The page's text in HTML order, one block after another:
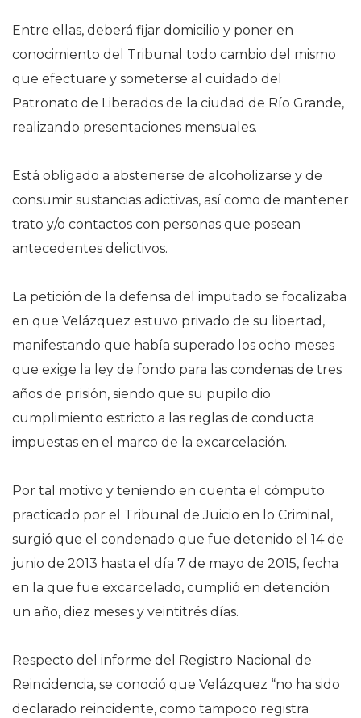
Entre ellas, deberá fijar domicilio y poner en
conocimiento del Tribunal todo cambio del mismo
que efectuare y someterse al cuidado del
Patronato de Liberados de la ciudad de Río Grande,
realizando presentaciones mensuales.
Está obligado a abstenerse de alcoholizarse y de
consumir sustancias adictivas, así como de mantener
trato y/o contactos con personas que posean
antecedentes delictivos.
La petición de la defensa del imputado se focalizaba
en que Velázquez estuvo privado de su libertad,
manifestando que había superado los ocho meses
que exige la ley de fondo para las condenas de tres
años de prisión, siendo que su pupilo dio
cumplimiento estricto a las reglas de conducta
impuestas en el marco de la excarcelación.
Por tal motivo y teniendo en cuenta el cómputo
practicado por el Tribunal de Juicio en lo Criminal,
surgió que el condenado que fue detenido el 14 de
junio de 2013 hasta el día 7 de mayo de 2015, fecha
en la que fue excarcelado, cumplió en detención
un año, diez meses y veintitrés días.
Respecto del informe del Registro Nacional de
Reincidencia, se conoció que Velázquez “no ha sido
declarado reincidente, como tampoco registra